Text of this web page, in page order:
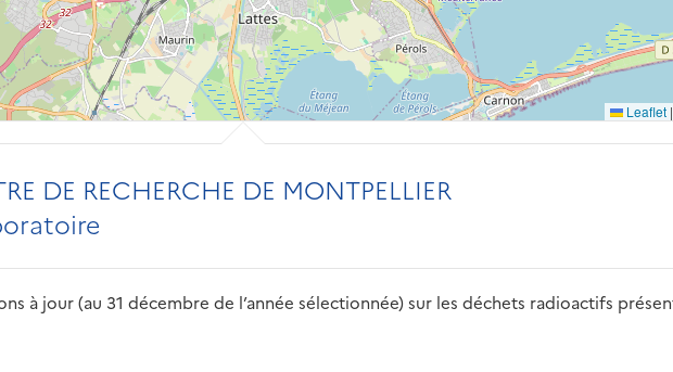
Leaflet |
DE RECHERCHE DE MONTPELLIER
à jour (au 31 décembre de l’année sélectionnée) sur les déchets radioactifs